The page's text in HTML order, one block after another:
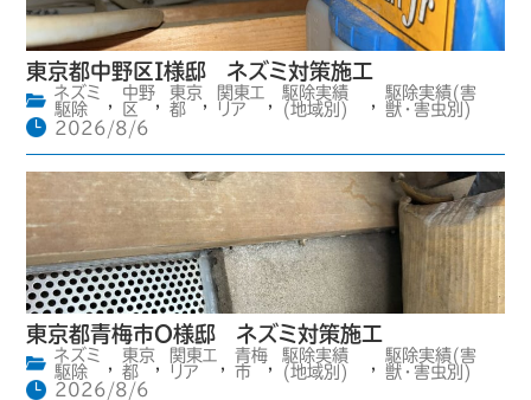
東京都中野区I様邸 ネズミ対策施工
ネズミ
駆除
,
中野
区
,
東京
都
,
関東エ
リア
,
駆除実績
(地域別)
,
駆除実績(害
獣・害虫別)
2026/8/6
東京都青梅市O様邸 ネズミ対策施工
ネズミ
駆除
,
東京
都
,
関東エ
リア
,
青梅
市
,
駆除実績
(地域別)
,
駆除実績(害
獣・害虫別)
2026/8/6